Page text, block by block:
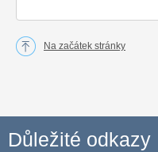
Na začátek stránky
Důležité odkazy